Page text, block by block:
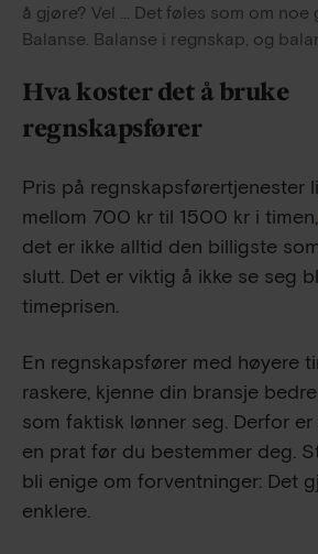
å gjøre? Vel ... Det føles som om noe
Balanse. Balanse i regnskap, og
Hva koster det å bruke
regnskapsfører
Pris på regnskapsførertjenester
mellom 700 kr til 1500 kr i timen,
det er ikke alltid den billigste
slutt. Det er viktig å ikke se seg
timeprisen.
En regnskapsfører med høyere
raskere, kjenne din bransje
som faktisk lønner seg. Derfor
en prat før du bestemmer deg.
bli enige om forventninger: Det
enklere.